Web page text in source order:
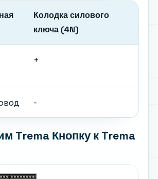
Колодка силового
ключа (4N)
+
-
Trema Кнопку к Trema